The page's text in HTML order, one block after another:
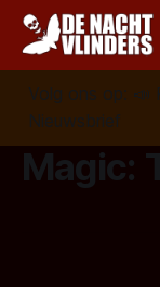
Volg ons op: 📣
Nieuwsbrief
Magic: